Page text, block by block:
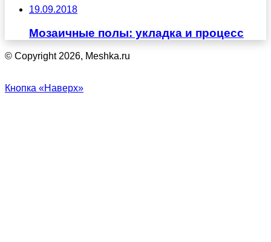
19.09.2018
Мозаичные полы: укладка и процесс
© Copyright 2026, Meshka.ru
Кнопка «Наверх»